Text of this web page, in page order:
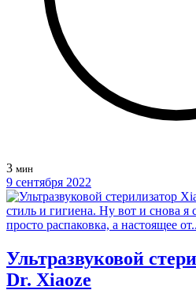
3 мин
9 сентября 2022
Ультразвуковой
Dr. Xiaoze